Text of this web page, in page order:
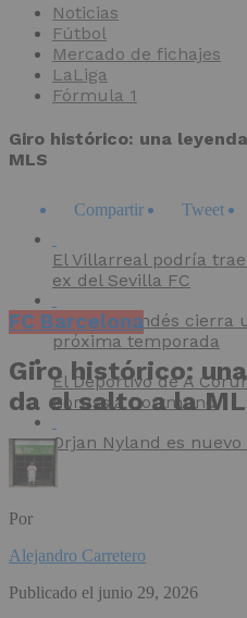
Noticias
Fútbol
Mercado de fichajes
LaLiga
Fórmula 1
Giro histórico: una
MLS
Compartir Tweet
El Villarreal podría
ex del Sevilla FC
El CD Mirandés cierra
próxima temporada
El Deportivo de A
Borussia Dortmund
Orjan Nyland es
FC Barcelona
Giro histórico:
da el salto a la
Por
Alejandro Carretero
Publicado el junio 29, 2026